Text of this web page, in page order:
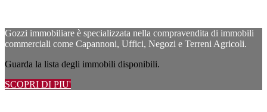
Gozzi immobiliare è specializzata nella compravendita di immobili
commerciali come Capannoni, Uffici, Negozi e Terreni Agricoli.
Guarda la lista degli immobili disponibili.
SCOPRI DI PIU'